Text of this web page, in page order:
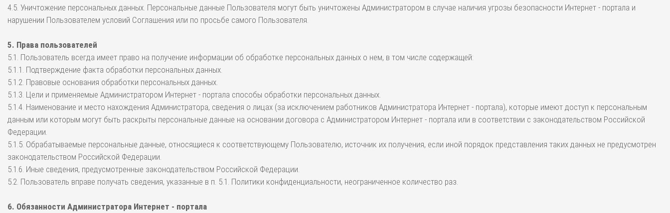
4.5. Уничтожение персональных данных. Персональные данные Пользователя могут быть уничтожены Администратором в случае наличия угрозы безопасности Интернет - портала и
нарушении Пользователем условий Соглашения или по просьбе самого Пользователя.
5. Права пользователей
5.1. Пользователь всегда имеет право на получение информации об обработке персональных данных о нем, в том числе содержащей:
5.1.1. Подтверждение факта обработки персональных данных.
5.1.2. Правовые основания обработки персональных данных.
5.1.3. Цели и применяемые Администратором Интернет - портала способы обработки персональных данных.
5.1.4. Наименование и место нахождения Администратора, сведения о лицах (за исключением работников Администратора Интернет - портала), которые имеют доступ к персональным
данным или которым могут быть раскрыты персональные данные на основании договора с Администратором Интернет - портала или в соответствии с законодательством Российской
Федерации.
5.1.5. Обрабатываемые персональные данные, относящиеся к соответствующему Пользователю, источник их получения, если иной порядок представления таких данных не предусмотрен
законодательством Российской Федерации.
5.1.6. Иные сведения, предусмотренные законодательством Российской Федерации.
5.2. Пользователь вправе получать сведения, указанные в п. 5.1. Политики конфиденциальности, неограниченное количество раз.
6. Обязанности Администратора Интернет - портала